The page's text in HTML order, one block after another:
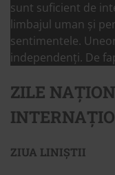
sunt suficient de
limbajul uman și
sentimentele.
independenți. De
ZILE
ZIUA LINIȘTII